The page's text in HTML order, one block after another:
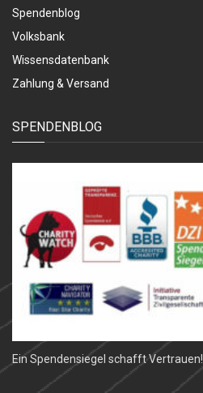
Spendenblog
Volksbank
Wissensdatenbank
Zahlung & Versand
SPENDENBLOG
Ein Spendensiegel schafft Vertrauen!